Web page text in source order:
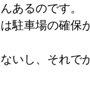
あるのです。
駐車場の確保
いし、それで